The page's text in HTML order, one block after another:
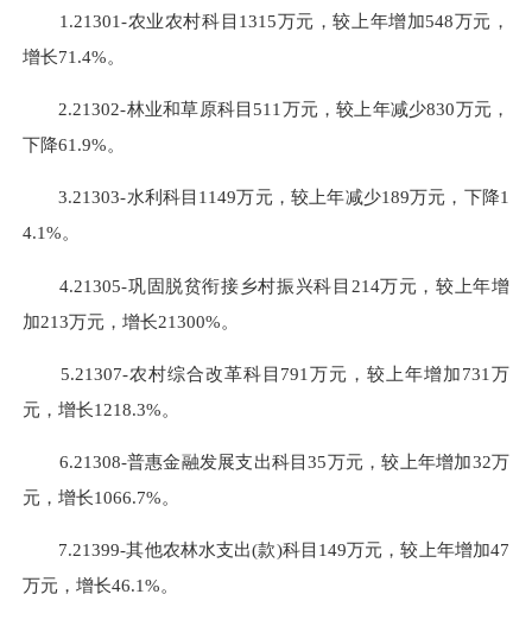
1.21301-农业农村科目1315万元，较上年增加548万元，
增长71.4%。
2.21302-林业和草原科目511万元，较上年减少830万元，
下降61.9%。
3.21303-水利科目1149万元，较上年减少189万元，下降1
4.1%。
4.21305-巩固脱贫衔接乡村振兴科目214万元，较上年增
加213万元，增长21300%。
5.21307-农村综合改革科目791万元，较上年增加731万
元，增长1218.3%。
6.21308-普惠金融发展支出科目35万元，较上年增加32万
元，增长1066.7%。
7.21399-其他农林水支出(款)科目149万元，较上年增加47
万元，增长46.1%。